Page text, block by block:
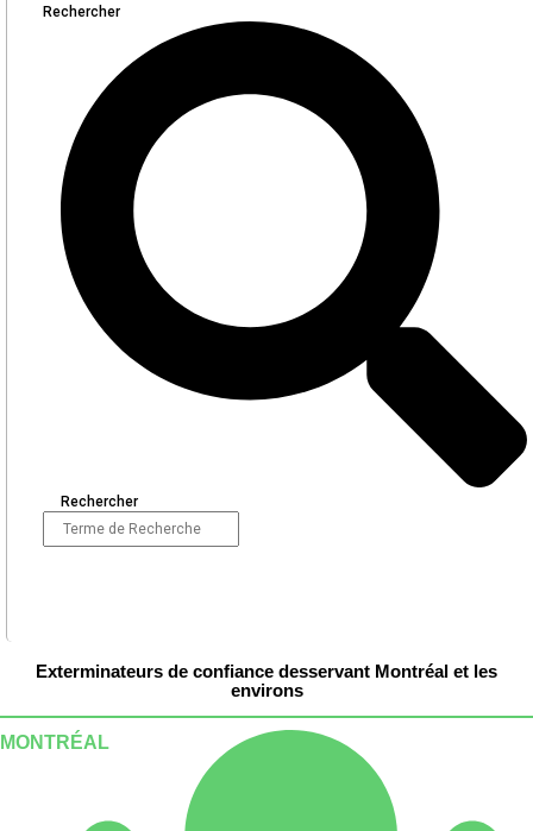
Rechercher
Rechercher
Exterminateurs de confiance desservant Montréal et les
environs
MONTRÉAL